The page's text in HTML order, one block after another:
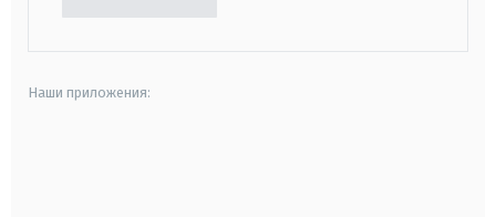
Наши приложения: